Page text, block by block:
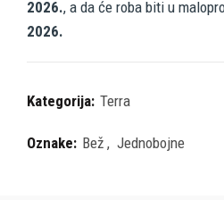
2026., a da će roba biti u
2026.
Kategorija: Terra
Oznake: Bež , Jednobojne